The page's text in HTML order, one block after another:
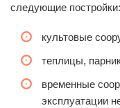
следующие постройки:
культовые
теплицы,
временные
эксплуатации